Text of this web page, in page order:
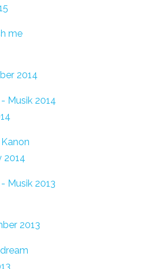
me
2014
Musik 2014
2014
Musik 2013
2013